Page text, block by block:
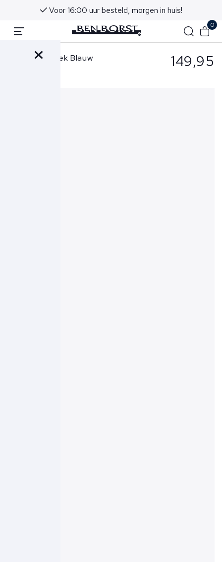
Voor 16:00 uur besteld, morgen in huis!
0
Cavallaro Broek Blauw 149,95